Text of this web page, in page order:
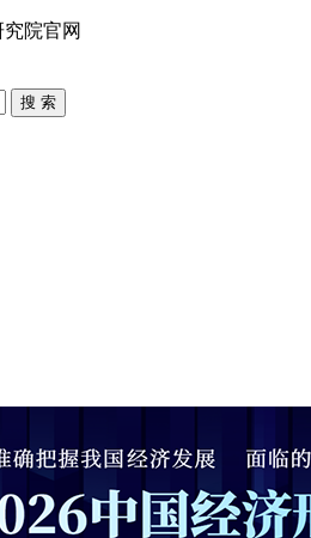
院官网
搜 索